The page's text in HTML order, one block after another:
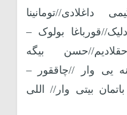
داغلادی//تومانینا
قورباغا بولوک –
حسن بیگه
یی وار //چاققور –
بیتی وار// اللی